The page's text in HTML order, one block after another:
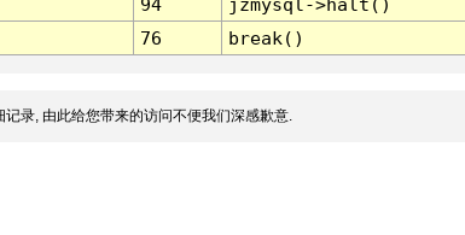
94
jzmysql->halt()
76 break()
录, 由此给您带来的访问不便我们深感歉意.